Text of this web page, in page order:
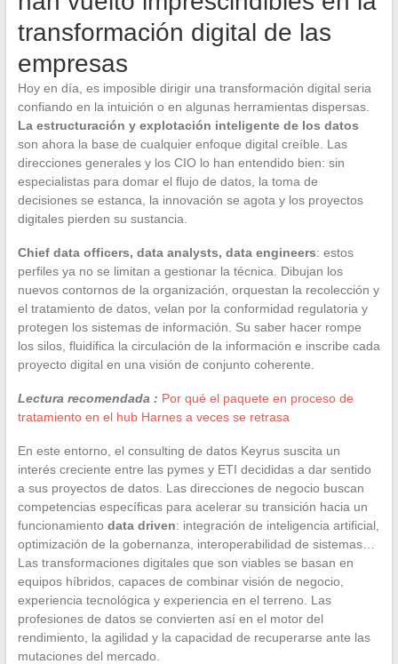
transformación digital de las
empresas
Hoy en día, es imposible dirigir una transformación digital seria
confiando en la intuición o en algunas herramientas dispersas.
La estructuración y explotación inteligente de los datos
son ahora la base de cualquier enfoque digital creíble. Las
direcciones generales y los CIO lo han entendido bien: sin
especialistas para domar el flujo de datos, la toma de
decisiones se estanca, la innovación se agota y los proyectos
digitales pierden su sustancia.
Chief data officers, data analysts, data engineers: estos
perfiles ya no se limitan a gestionar la técnica. Dibujan los
nuevos contornos de la organización, orquestan la recolección y
el tratamiento de datos, velan por la conformidad regulatoria y
protegen los sistemas de información. Su saber hacer rompe
los silos, fluidifica la circulación de la información e inscribe cada
proyecto digital en una visión de conjunto coherente.
Lectura recomendada : Por qué el paquete en proceso de
tratamiento en el hub Harnes a veces se retrasa
En este entorno, el consulting de datos Keyrus suscita un
interés creciente entre las pymes y ETI decididas a dar sentido
a sus proyectos de datos. Las direcciones de negocio buscan
competencias específicas para acelerar su transición hacia un
funcionamiento data driven: integración de inteligencia artificial,
optimización de la gobernanza, interoperabilidad de sistemas…
Las transformaciones digitales que son viables se basan en
equipos híbridos, capaces de combinar visión de negocio,
experiencia tecnológica y experiencia en el terreno. Las
profesiones de datos se convierten así en el motor del
rendimiento, la agilidad y la capacidad de recuperarse ante las
mutaciones del mercado.